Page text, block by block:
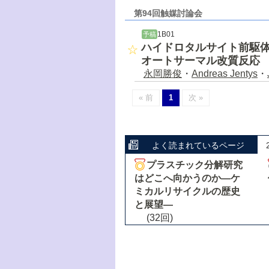
第94回触媒討論会
予稿 1B01
ハイドロタルサイト前駆
オートサーマル改質反応
永岡勝俊 ・ Andreas Jentys ・
« 前 1 次 »
よく読まれているページ
プラスチック分解研究
はどこへ向かうのか―ケ
ミカルリサイクルの歴史
と展望―
(32回)